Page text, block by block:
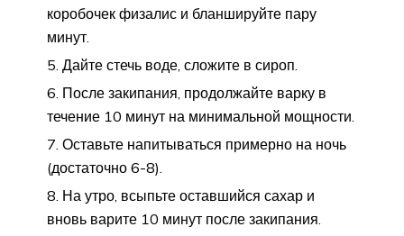
коробочек физалис и бланшируйте пару
минут.
Дайте стечь воде, сложите в сироп.
После закипания, продолжайте варку в
течение 10 минут на минимальной мощности.
Оставьте напитываться примерно на ночь
(достаточно 6-8).
На утро, всыпьте оставшийся сахар и
вновь варите 10 минут после закипания.